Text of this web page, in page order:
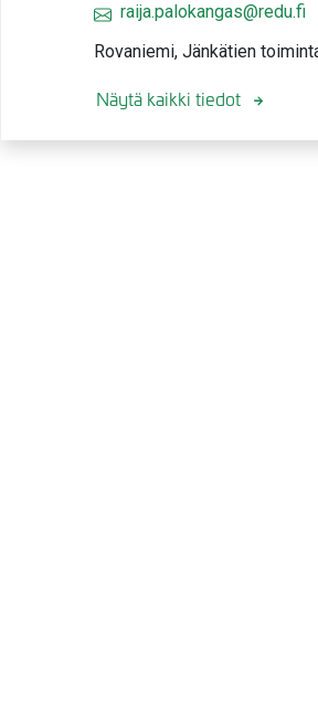
raija.palokangas@redu.fi
Rovaniemi, Jänkätien
Näytä kaikki tiedot